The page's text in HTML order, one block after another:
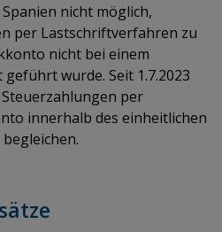
nicht möglich,
per Lastschriftverfahren zu
nicht bei einem
wurde. Seit 1.7.2023
per
innerhalb des einheitlichen